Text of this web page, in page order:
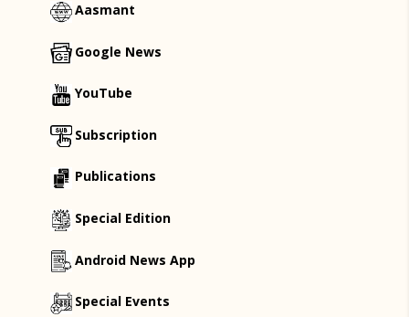
Aasmant
Google News
YouTube
Subscription
Publications
Special Edition
Android News App
Special Events